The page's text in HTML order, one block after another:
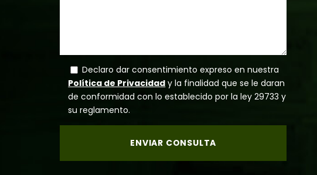
Declaro dar consentimiento expreso en nuestra
Política de Privacidad y la finalidad que se le daran
de conformidad con lo establecido por la ley 29733 y
su reglamento.